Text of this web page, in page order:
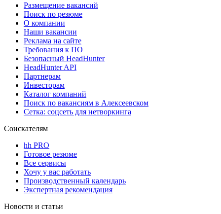
Размещение вакансий
Поиск по резюме
О компании
Наши вакансии
Реклама на сайте
Требования к ПО
Безопасный HeadHunter
HeadHunter API
Партнерам
Инвесторам
Каталог компаний
Поиск по вакансиям в Алексеевском
Сетка: соцсеть для нетворкинга
Соискателям
hh PRO
Готовое резюме
Все сервисы
Хочу у вас работать
Производственный календарь
Экспертная рекомендация
Новости и статьи